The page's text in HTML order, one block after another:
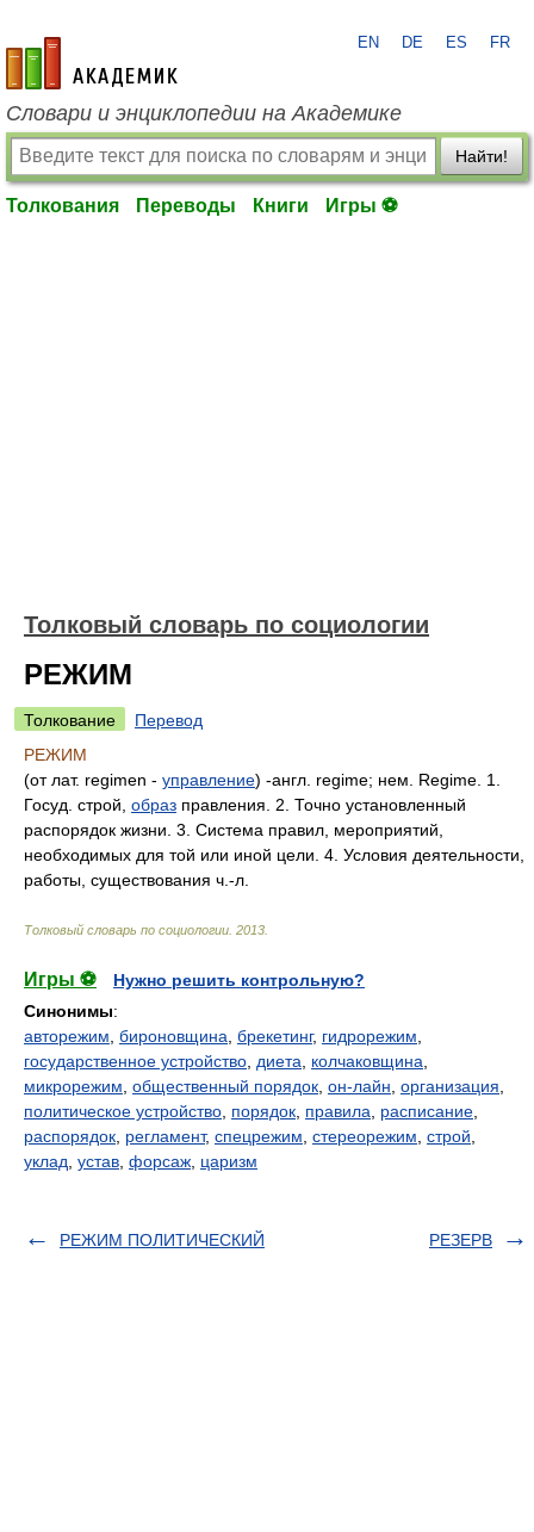
academic.ru
EN DE ES FR
Словари и энциклопедии на Академике
Найти!
Толкования Переводы Книги Игры ⚽
Толковый словарь по социологии
РЕЖИМ
Толкование
Перевод
РЕЖИМ
(от лат. regimen - управление) -англ. regime; нем. Regime. 1.
Госуд. строй, образ правления. 2. Точно установленный
распорядок жизни. 3. Система правил, мероприятий,
необходимых для той или иной цели. 4. Условия деятельности,
работы, существования ч.-л.
Толковый словарь по социологии 2013
Игры ⚽
Нужно решить контрольную?
Синонимы:
авторежим бироновщина брекетинг, гидрорежим
государственное устройство диета колчаковщина
микрорежим общественный порядок он-лайн организация
политическое устройство порядок правила расписание
распорядок регламент, спецрежим стереорежим строй
уклад устав форсаж царизм
РЕЖИМ ПОЛИТИЧЕСКИЙ РЕЗЕРВ